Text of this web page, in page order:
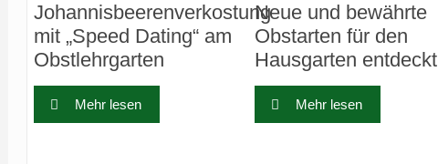
Johannisbeerenverkostung
mit „Speed Dating“ am
Obstlehrgarten
Mehr lesen
Neue und bewährte
Obstarten für den
Hausgarten entdeckt
Mehr lesen